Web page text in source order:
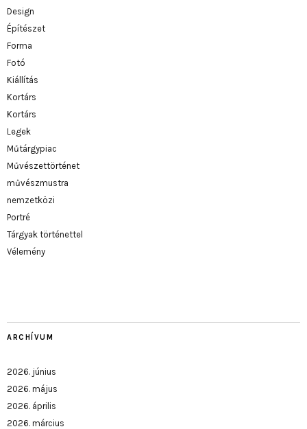
Design
Építészet
Forma
Fotó
Kiállítás
Kortárs
Kortárs
Legek
Műtárgypiac
Művészettörténet
művészmustra
nemzetközi
Portré
Tárgyak történettel
Vélemény
ARCHÍVUM
2026. június
2026. május
2026. április
2026. március